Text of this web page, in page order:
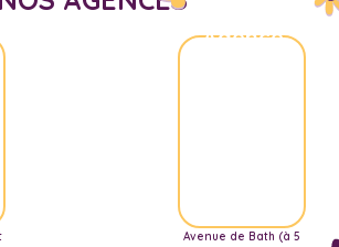
Agence
Avenue de Bath (à 5